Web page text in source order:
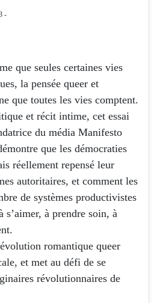
-
que seules certaines vies
la pensée queer et
que toutes les vies comptent.
et récit intime, cet essai
du média Manifesto
que les démocraties
réellement repensé leur
autoritaires, et comment les
de systèmes productivistes
à prendre soin, à
romantique queer
et met au défi de se
révolutionnaires de